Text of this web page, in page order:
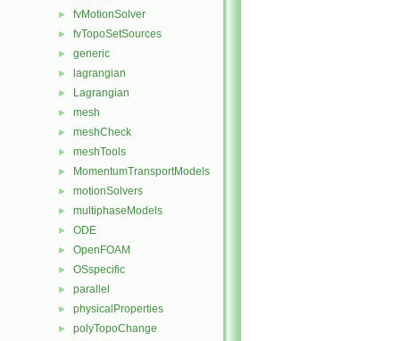
► fvMotionSolver
► fvTopoSetSources
► generic
► lagrangian
► Lagrangian
► mesh
► meshCheck
► meshTools
► MomentumTransportModels
► motionSolvers
► multiphaseModels
► ODE
► OpenFOAM
► OSspecific
► parallel
► physicalProperties
► polyTopoChange